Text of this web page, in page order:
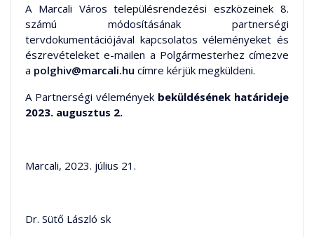
A Marcali Város településrendezési eszközeinek 8.
számú módosításának partnerségi
tervdokumentációjával kapcsolatos véleményeket és
észrevételeket e-mailen a Polgármesterhez címezve
a polghiv@marcali.hu címre kérjük megküldeni.
A Partnerségi vélemények beküldésének határideje
2023. augusztus 2.
Marcali, 2023. július 21.
Dr. Sütő László sk